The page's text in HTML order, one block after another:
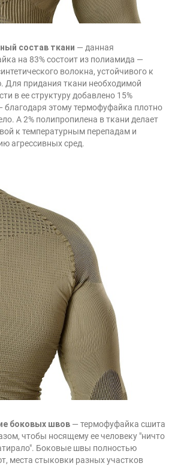
состав ткани — данная
на 83% состоит из полиамида —
волокна, устойчивого к
Для придания ткани необходимой
в ее структуру добавлено 15%
благодаря этому термофуфайка плотно
А 2% полипропилена в ткани делает
к температурным перепадам и
агрессивных сред.
боковых швов — термофуфайка сшита
чтобы носящему ее человеку "ничто
Боковые швы полностью
места стыковки разных участков